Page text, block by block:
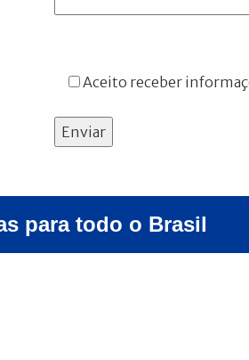
Aceito receber
Enviar
para todo o Brasil